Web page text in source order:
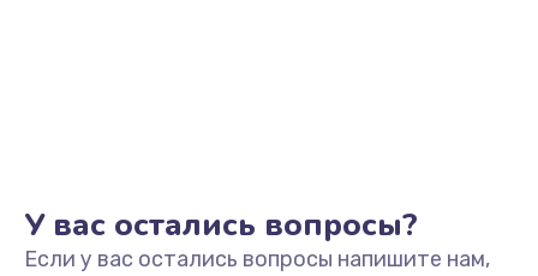
У вас остались вопросы?
Если у вас остались вопросы напишите нам,